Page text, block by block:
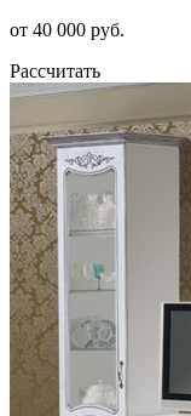
от 40 000 руб.
Рассчитать